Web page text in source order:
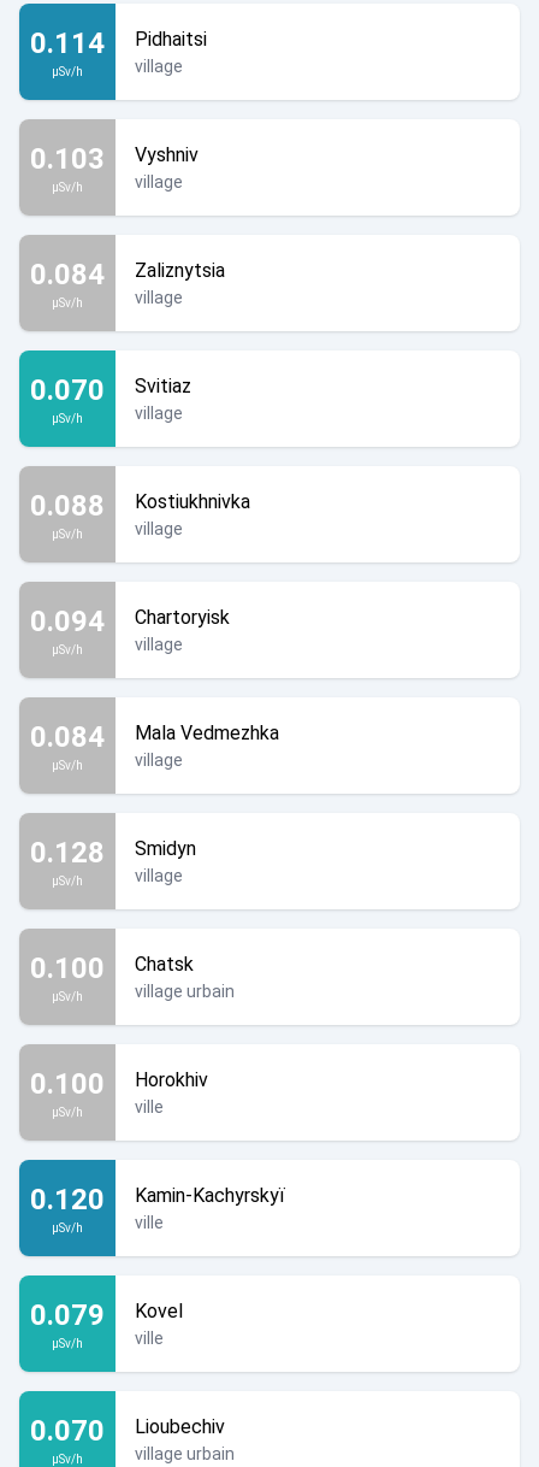
0.114
µSv/h
Pidhaitsi
village
0.103
µSv/h
Vyshniv
village
0.084
µSv/h
Zaliznytsia
village
0.070
µSv/h
Svitiaz
village
0.088
µSv/h
Kostiukhnivka
village
0.094
µSv/h
Chartoryisk
village
0.084
µSv/h
Mala Vedmezhka
village
0.128
µSv/h
Smidyn
village
0.100
µSv/h
Chatsk
village urbain
0.100
µSv/h
Horokhiv
ville
0.120
µSv/h
Kamin-Kachyrskyï
ville
0.079
µSv/h
Kovel
ville
0.070
µSv/h
Lioubechiv
village urbain